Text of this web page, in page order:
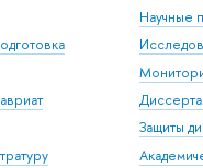
Научные
Защиты